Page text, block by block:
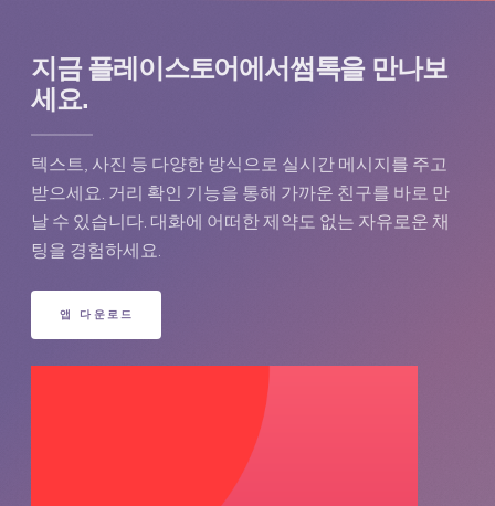
지금 플레이스토어에서썸톡을 만나보
세요.
텍스트, 사진 등 다양한 방식으로 실시간 메시지를 주고
받으세요. 거리 확인 기능을 통해 가까운 친구를 바로 만
날 수 있습니다. 대화에 어떠한 제약도 없는 자유로운 채
팅을 경험하세요.
앱 다운로드